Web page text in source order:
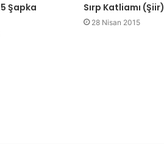
Şapka
Sırp Katliamı (Şiir)
28 Nisan 2015